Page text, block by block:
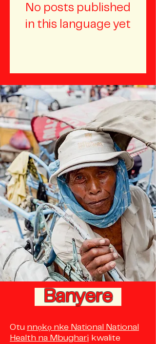
No posts published
in this language yet
Banyere
Otu nnọkọ nke National National
Health na Mbugharị kwalite